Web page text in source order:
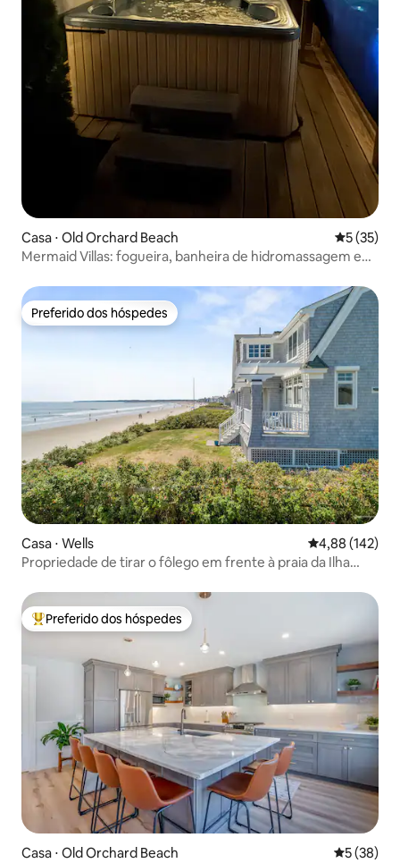
Casa ⋅ Old Orchard Beach 5 de uma
5 (35)
Mermaid Villas: fogueira, banheira de hidromassagem e
Preferido dos hóspedes
Preferido dos hóspedes
Casa ⋅ Wells 4,88 de uma
4,88 (142)
Propriedade de tirar o fôlego em frente à praia da Ilha
Entre os melhores preferidos dos hóspedes
Preferido dos hóspedes
Casa ⋅ Old Orchard Beach 5 de uma
5 (38)